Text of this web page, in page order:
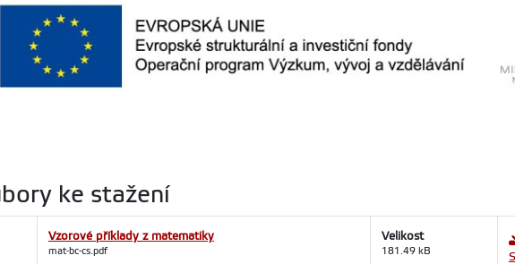
ke stažení
Vzorové příklady z matematiky
mat-bc-cs.pdf
Velikost
181.49 kB